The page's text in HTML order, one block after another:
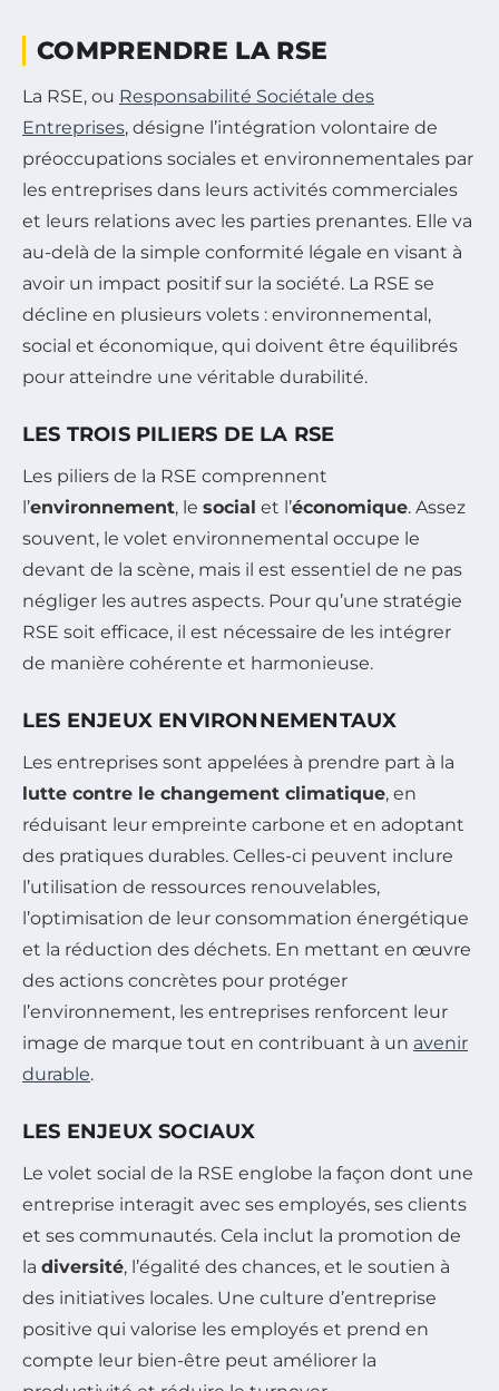
COMPRENDRE LA RSE
La RSE, ou Responsabilité Sociétale des
Entreprises, désigne l’intégration volontaire de
préoccupations sociales et environnementales par
les entreprises dans leurs activités commerciales
et leurs relations avec les parties prenantes. Elle va
au-delà de la simple conformité légale en visant à
avoir un impact positif sur la société. La RSE se
décline en plusieurs volets : environnemental,
social et économique, qui doivent être équilibrés
pour atteindre une véritable durabilité.
LES TROIS PILIERS DE LA RSE
Les piliers de la RSE comprennent
l’environnement, le social et l’économique. Assez
souvent, le volet environnemental occupe le
devant de la scène, mais il est essentiel de ne pas
négliger les autres aspects. Pour qu’une stratégie
RSE soit efficace, il est nécessaire de les intégrer
de manière cohérente et harmonieuse.
LES ENJEUX ENVIRONNEMENTAUX
Les entreprises sont appelées à prendre part à la
lutte contre le changement climatique, en
réduisant leur empreinte carbone et en adoptant
des pratiques durables. Celles-ci peuvent inclure
l’utilisation de ressources renouvelables,
l’optimisation de leur consommation énergétique
et la réduction des déchets. En mettant en œuvre
des actions concrètes pour protéger
l’environnement, les entreprises renforcent leur
image de marque tout en contribuant à un avenir
durable.
LES ENJEUX SOCIAUX
Le volet social de la RSE englobe la façon dont une
entreprise interagit avec ses employés, ses clients
et ses communautés. Cela inclut la promotion de
la diversité, l’égalité des chances, et le soutien à
des initiatives locales. Une culture d’entreprise
positive qui valorise les employés et prend en
compte leur bien-être peut améliorer la